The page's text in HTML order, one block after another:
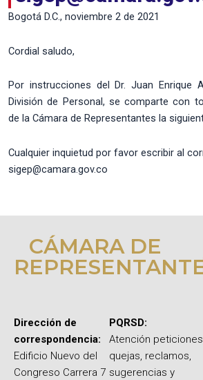
Bogotá D.C., noviembre 2 de 2021
Cordial saludo,
Por instrucciones del Dr. Juan Enrique
División de Personal, se comparte con
de la Cámara de Representantes la
Cualquier inquietud por favor escribir al
sigep@camara.gov.co
CÁMARA DE
Dirección de
correspondencia:
Edificio Nuevo del
Congreso Carrera 7
PQRSD:
Atención
quejas, reclamos,
sugerencias y